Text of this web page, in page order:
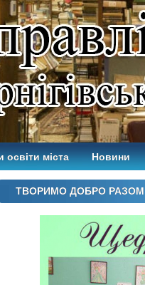
освіти міста Новини
ТВОРИМО ДОБРО РАЗОМ